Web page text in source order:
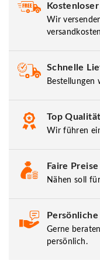
Kostenloser
Wir
Schnelle
Bestellungen
Top Qualität
Wir führen
Faire Preise
Nähen soll
Gerne
persönlich.